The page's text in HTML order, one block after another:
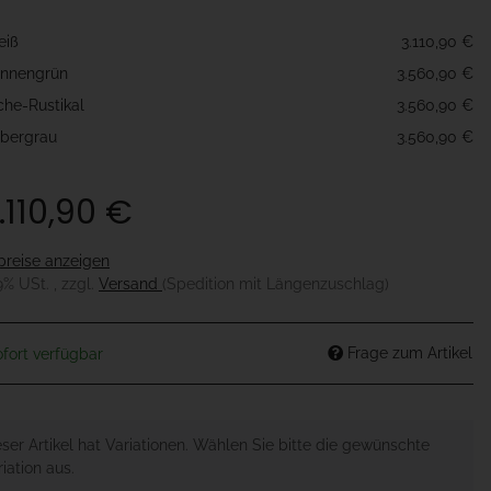
3.110,90 €
3.560,90 €
Rustikal
3.560,90 €
3.560,90 €
€
anzeigen
USt. , zzgl. Versand (Spedition mit Längenzuschlag)
verfügbar Frage zum Artikel
Artikel hat Variationen. Wählen Sie bitte die gewünschte
aus.